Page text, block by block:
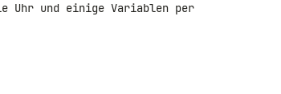
Uhr und einige Variablen per